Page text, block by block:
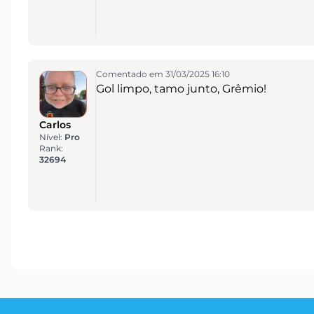
Carlos
Nível: Pro
Rank:
32694
Comentado em 31/03/2025 16:10
Gol limpo, tamo junto, Grêmio!